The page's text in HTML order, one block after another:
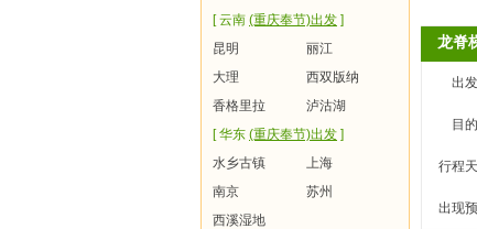
[ 云南 (重庆奉节)出发 ]
昆明
丽江
大理
西双版纳
香格里拉
泸沽湖
[ 华东 (重庆奉节)出发 ]
水乡古镇
上海
南京
苏州
西溪湿地
龙脊
出
目
行程
出现